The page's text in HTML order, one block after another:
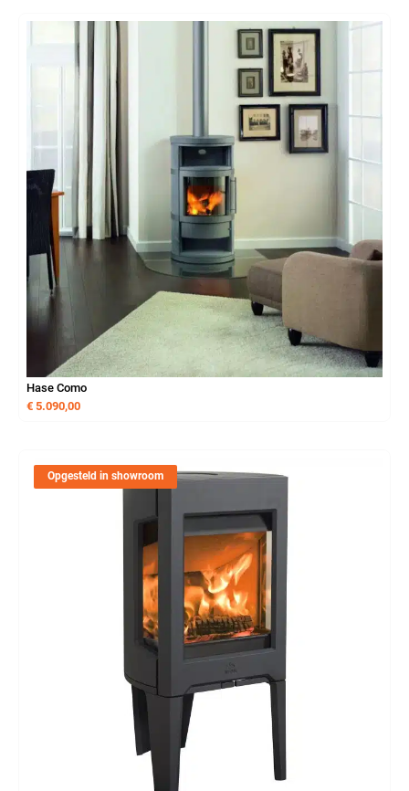
Hase Como
€ 5.090,00
Opgesteld in showroom